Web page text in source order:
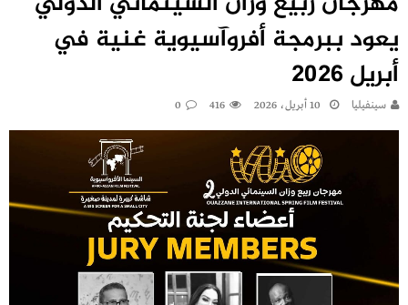
يعود ببرمجة أفروآسيوية غنية في
أبريل 2026
سينفيليا 10 أبريل، 2026 416
0